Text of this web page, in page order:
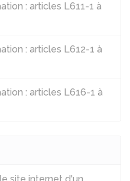
: articles L611-1 à
: articles L612-1 à
: articles L616-1 à